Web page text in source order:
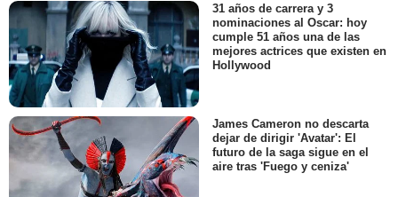
31 años de carrera y 3
nominaciones al Oscar: hoy
cumple 51 años una de las
mejores actrices que existen en
Hollywood
James Cameron no descarta
dejar de dirigir 'Avatar': El
futuro de la saga sigue en el
aire tras 'Fuego y ceniza'